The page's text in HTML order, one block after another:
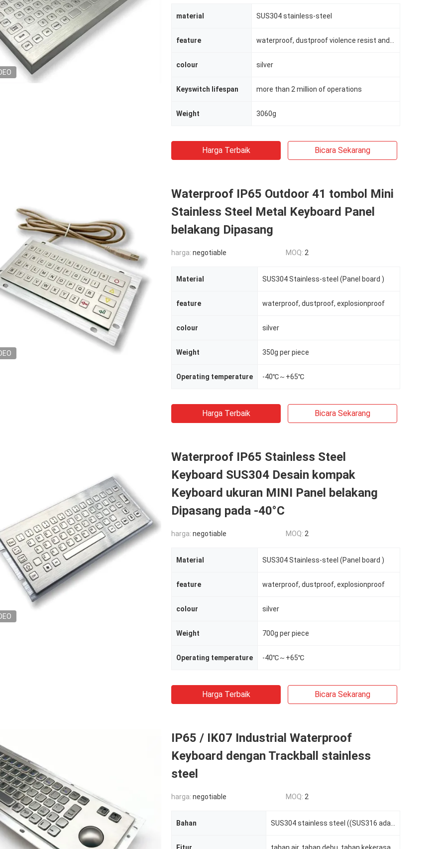
material SUS304 stainless-steel
feature
colour silver
Keyswitch lifespan more than 2 million of operations
Weight 3060g
Harga Terbaik Bicara Sekarang
Waterproof IP65 Outdoor 41 tombol Mini
Stainless Steel Metal Keyboard Panel
belakang Dipasang
harga: negotiable MOQ: 2
Material SUS304 Stainless-steel (Panel board )
feature waterproof, dustproof, explosionproof
colour silver
Weight 350g per piece
Operating temperature -40℃～+65℃
Harga Terbaik Bicara Sekarang
Waterproof IP65 Stainless Steel
Keyboard SUS304 Desain kompak
Keyboard ukuran MINI Panel belakang
Dipasang pada -40°C
harga: negotiable MOQ: 2
Material SUS304 Stainless-steel (Panel board )
feature waterproof, dustproof, explosionproof
colour silver
Weight 700g per piece
Operating temperature -40℃～+65℃
Harga Terbaik Bicara Sekarang
IP65 / IK07 Industrial Waterproof
Keyboard dengan Trackball stainless
steel
harga: negotiable MOQ: 2
Bahan